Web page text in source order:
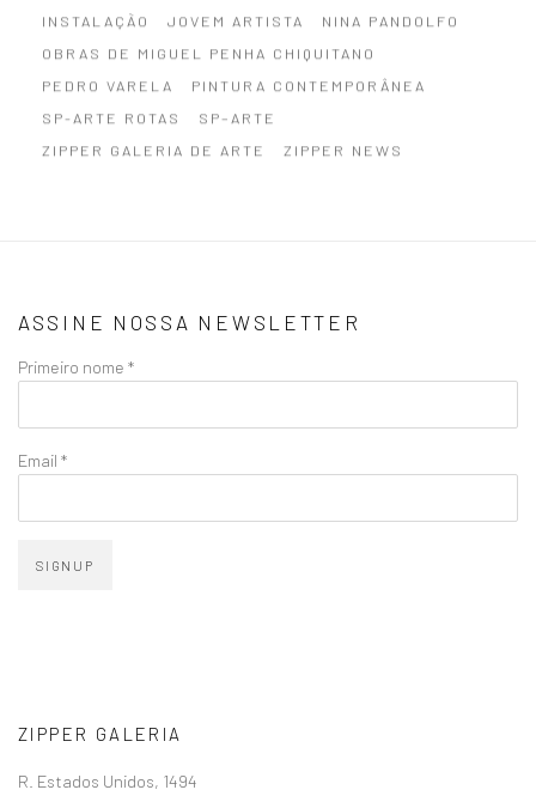
INSTALAÇÃO
JOVEM ARTISTA
NINA PANDOLFO
OBRAS DE MIGUEL PENHA CHIQUITANO
PEDRO VARELA
PINTURA CONTEMPORÂNEA
SP-ARTE ROTAS
SP–ARTE
ZIPPER GALERIA DE ARTE
ZIPPER NEWS
ASSINE NOSSA NEWSLETTER
Primeiro nome *
Email *
SIGNUP
ZIPPER GALERIA
R. Estados Unidos, 1494